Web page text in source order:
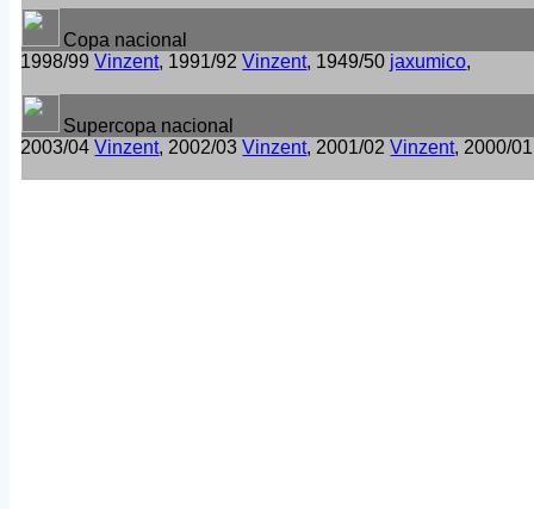
Copa nacional
1998/99Vinzent, 1991/92Vinzent, 1949/50 jaxumico,
Supercopa nacional
2003/04Vinzent, 2002/03Vinzent, 2001/02Vinzent, 2000/